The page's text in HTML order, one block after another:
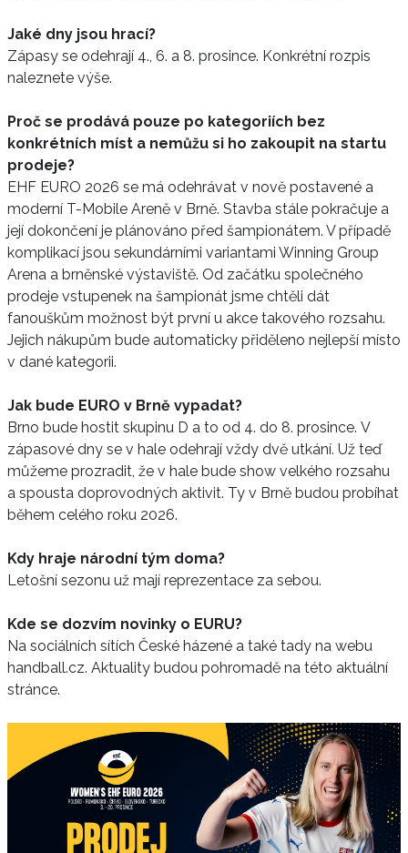
Jaké dny jsou hrací?
Zápasy se odehrají 4., 6. a 8. prosince. Konkrétní rozpis
naleznete výše.
Proč se prodává pouze po kategoriích bez
konkrétních míst a nemůžu si ho zakoupit na startu
prodeje?
EHF EURO 2026 se má odehrávat v nově postavené a
moderní T-Mobile Areně v Brně. Stavba stále pokračuje a
její dokončení je plánováno před šampionátem. V případě
komplikací jsou sekundárními variantami Winning Group
Arena a brněnské výstaviště. Od začátku společného
prodeje vstupenek na šampionát jsme chtěli dát
fanouškům možnost být první u akce takového rozsahu.
Jejich nákupům bude automaticky přiděleno nejlepší místo
v dané kategorii.
Jak bude EURO v Brně vypadat?
Brno bude hostit skupinu D a to od 4. do 8. prosince. V
zápasové dny se v hale odehrají vždy dvě utkání. Už teď
můžeme prozradit, že v hale bude show velkého rozsahu
a spousta doprovodných aktivit. Ty v Brně budou probíhat
během celého roku 2026.
Kdy hraje národní tým doma?
Letošní sezonu už mají reprezentace za sebou.
Kde se dozvím novinky o EURU?
Na sociálních sítích České házené a také tady na webu
handball.cz. Aktuality budou pohromadě na této aktuální
stránce.